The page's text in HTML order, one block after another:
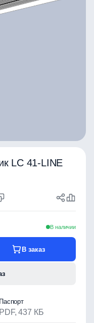
LC 41-LINE
В наличии
В заказ
Паспорт
PDF, 437 КБ